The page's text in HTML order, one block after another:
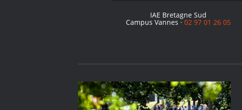
IAE Bretagne Sud
Campus Vannes ·02 97 01 26 05